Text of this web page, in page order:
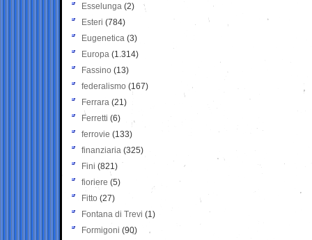
Esselunga (2)
Esteri (784)
Eugenetica (3)
Europa (1.314)
Fassino (13)
federalismo (167)
Ferrara (21)
Ferretti (6)
ferrovie (133)
finanziaria (325)
Fini (821)
fioriere (5)
Fitto (27)
Fontana di Trevi (1)
Formigoni (90)